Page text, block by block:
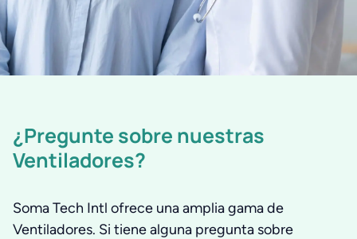
¿Pregunte sobre nuestras
Ventiladores?
Soma Tech Intl ofrece una amplia gama de
Ventiladores. Si tiene alguna pregunta sobre